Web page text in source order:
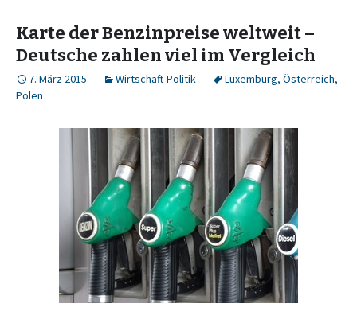
Karte der Benzinpreise weltweit –
Deutsche zahlen viel im Vergleich
7. März 2015 Wirtschaft-Politik Luxemburg, Österreich,
Polen